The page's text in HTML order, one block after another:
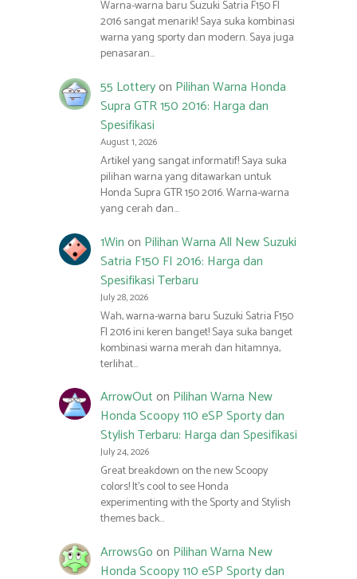
Warna-warna baru Suzuki Satria F150 FI
2016 sangat menarik! Saya suka kombinasi
warna yang sporty dan modern. Saya juga
penasaran…
55 Lotteryon Pilihan Warna Honda
Supra GTR 150 2016: Harga dan
Spesifikasi
August 1, 2026
Artikel yang sangat informatif! Saya suka
pilihan warna yang ditawarkan untuk
Honda Supra GTR 150 2016. Warna-warna
yang cerah dan…
1Winon Pilihan Warna All New Suzuki
Satria F150 FI 2016: Harga dan
Spesifikasi Terbaru
July 28, 2026
Wah, warna-warna baru Suzuki Satria F150
FI 2016 ini keren banget! Saya suka banget
kombinasi warna merah dan hitamnya,
terlihat…
ArrowOuton Pilihan Warna New
Honda Scoopy 110 eSP Sporty dan
Stylish Terbaru: Harga dan Spesifikasi
July 24, 2026
Great breakdown on the new Scoopy
colors! It’s cool to see Honda
experimenting with the Sporty and Stylish
themes back…
ArrowsGoon Pilihan Warna New
Honda Scoopy 110 eSP Sporty dan